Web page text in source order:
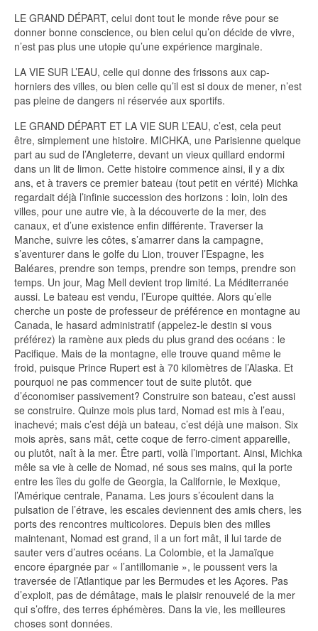
LE GRAND DÉPART, celui dont tout le monde rêve pour se
donner bonne conscience, ou bien celui qu’on décide de vivre,
n’est pas plus une utopie qu’une expérience marginale.
LA VIE SUR L’EAU, celle qui donne des frissons aux cap-
horniers des villes, ou bien celle qu’il est si doux de mener, n’est
pas pleine de dangers ni réservée aux sportifs.
LE GRAND DÉPART ET LA VIE SUR L’EAU, c’est, cela peut
être, simplement une histoire. MICHKA, une Parisienne quelque
part au sud de l’Angleterre, devant un vieux quillard endormi
dans un lit de limon. Cette histoire commence ainsi, il y a dix
ans, et à travers ce premier bateau (tout petit en vérité) Michka
regardait déjà l’infinie succession des horizons : loin, loin des
villes, pour une autre vie, à la découverte de la mer, des
canaux, et d’une existence enfin différente. Traverser la
Manche, suivre les côtes, s’amarrer dans la campagne,
s’aventurer dans le golfe du Lion, trouver l’Espagne, les
Baléares, prendre son temps, prendre son temps, prendre son
temps. Un jour, Mag Mell devient trop limité. La Méditerranée
aussi. Le bateau est vendu, l’Europe quittée. Alors qu’elle
cherche un poste de professeur de préférence en montagne au
Canada, le hasard administratif (appelez-le destin si vous
préférez) la ramène aux pieds du plus grand des océans : le
Pacifique. Mais de la montagne, elle trouve quand même le
froid, puisque Prince Rupert est à 70 kilomètres de l’Alaska. Et
pourquoi ne pas commencer tout de suite plutôt. que
d’économiser passivement? Construire son bateau, c’est aussi
se construire. Quinze mois plus tard, Nomad est mis à l’eau,
inachevé; mais c’est déjà un bateau, c’est déjà une maison. Six
mois après, sans mât, cette coque de ferro-ciment appareille,
ou plutôt, naît à la mer. Être parti, voilà l’important. Ainsi, Michka
mêle sa vie à celle de Nomad, né sous ses mains, qui la porte
entre les îles du golfe de Georgia, la Californie, le Mexique,
l’Amérique centrale, Panama. Les jours s’écoulent dans la
pulsation de l’étrave, les escales deviennent des amis chers, les
ports des rencontres multicolores. Depuis bien des milles
maintenant, Nomad est grand, il a un fort mât, il lui tarde de
sauter vers d’autres océans. La Colombie, et la Jamaïque
encore épargnée par « l’antillomanie », le poussent vers la
traversée de l’Atlantique par les Bermudes et les Açores. Pas
d’exploit, pas de démâtage, mais le plaisir renouvelé de la mer
qui s’offre, des terres éphémères. Dans la vie, les meilleures
choses sont données.